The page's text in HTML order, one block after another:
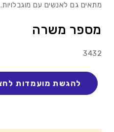
מתאים גם לאנשים עם מוגבלויות.
מספר משרה
3432